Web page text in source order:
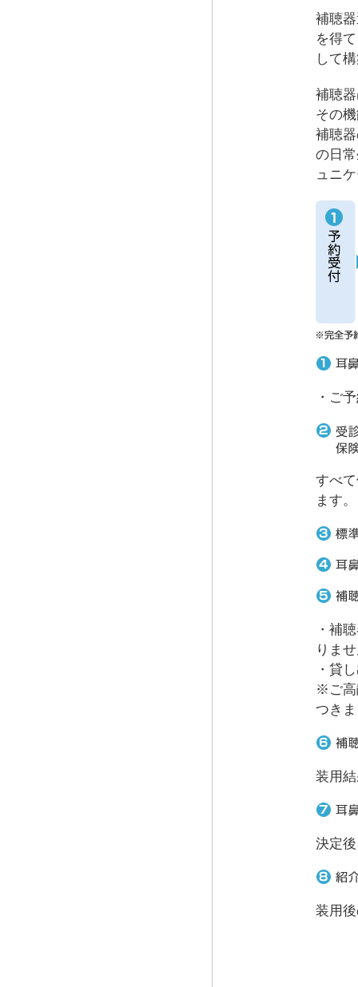
補聴
を得
して
補聴
その
補聴
の日
ュニ
・ご
すべ
ます。
・補
りま
・貸
※ご高
つき
装用
決定
装用